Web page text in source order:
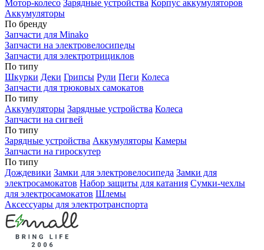
Мотор-колесо Зарядные устройства Корпус аккумуляторов
Аккумуляторы
По бренду
Запчасти для Minako
Запчасти на электровелосипеды
Запчасти для электротрициклов
По типу
Шкурки Деки Грипсы Рули Пеги Колеса
Запчасти для трюковых самокатов
По типу
Аккумуляторы Зарядные устройства Колеса
Запчасти на сигвей
По типу
Зарядные устройства Аккумуляторы Камеры
Запчасти на гироскутер
По типу
Дождевики Замки для электровелосипеда Замки для
электросамокатов Набор защиты для катания Сумки-чехлы
для электросамокатов Шлемы
Аксессуары для электротранспорта